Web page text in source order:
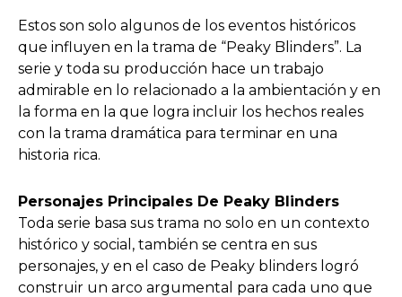
Estos son solo algunos de los eventos históricos
que influyen en la trama de “Peaky Blinders”. La
serie y toda su producción hace un trabajo
admirable en lo relacionado a la ambientación y en
la forma en la que logra incluir los hechos reales
con la trama dramática para terminar en una
historia rica.
Personajes Principales De Peaky Blinders
Toda serie basa sus trama no solo en un contexto
histórico y social, también se centra en sus
personajes, y en el caso de Peaky blinders logró
construir un arco argumental para cada uno que